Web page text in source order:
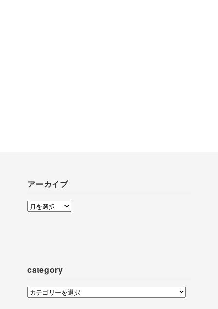
アーカイブ
ア
category
category